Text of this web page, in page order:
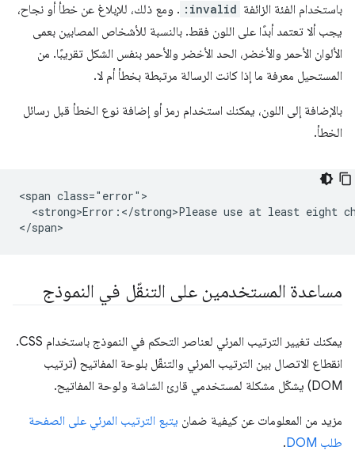
باستخدام الفئة الزائفة :invalid . ومع ذلك، للإبلاغ عن خطأ أو نجاح،
يجب ألا تعتمد أبدًا على اللون فقط. بالنسبة للأشخاص المصابين بعمى
الألوان الأحمر والأخضر، الحد الأخضر والأحمر بنفس الشكل تقريبًا. من
المستحيل معرفة ما إذا كانت الرسالة مرتبطة بخطأ أم لا.
بالإضافة إلى اللون، يمكنك استخدام رمز أو إضافة نوع الخطأ قبل رسائل
الخطأ.
<span class="error">
<strong>Error:</strong>Please use at least eight
مساعدة المستخدمين على التنقّل في النموذج
يمكنك تغيير الترتيب المرئي لعناصر التحكم في النموذج باستخدام CSS.
انقطاع الاتصال بين الترتيب المرئي والتنقّل بلوحة المفاتيح (ترتيب
DOM) يشكّل مشكلة لمستخدمي قارئ الشاشة ولوحة المفاتيح.
مزيد من المعلومات عن كيفية ضمان يتبع الترتيب المرئي على الصفحة
طلب DOM
.